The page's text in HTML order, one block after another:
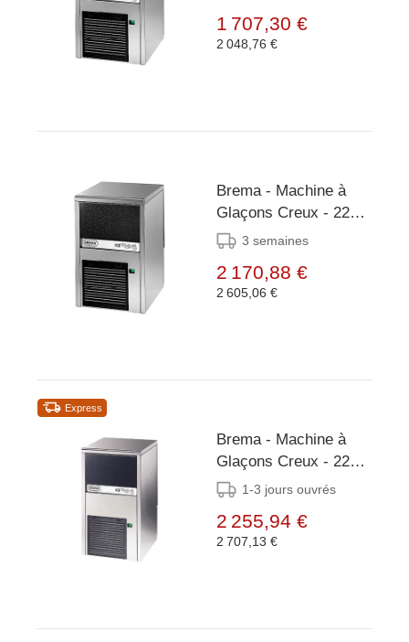
1 707,30 €
2 048,76 €
Brema - Machine à
Glaçons Creux - 22
kg/24h - Réserve 6kg
3 semaines
2 170,88 €
2 605,06 €
Express
Brema - Machine à
Glaçons Creux - 22
kg/24h - Réserve 8kg
1-3 jours ouvrés
2 255,94 €
2 707,13 €